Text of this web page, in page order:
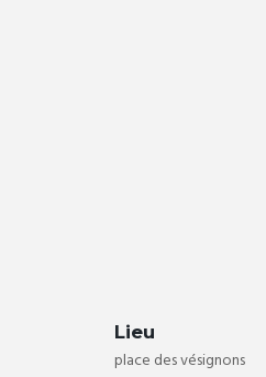
Lieu
place des vésignons